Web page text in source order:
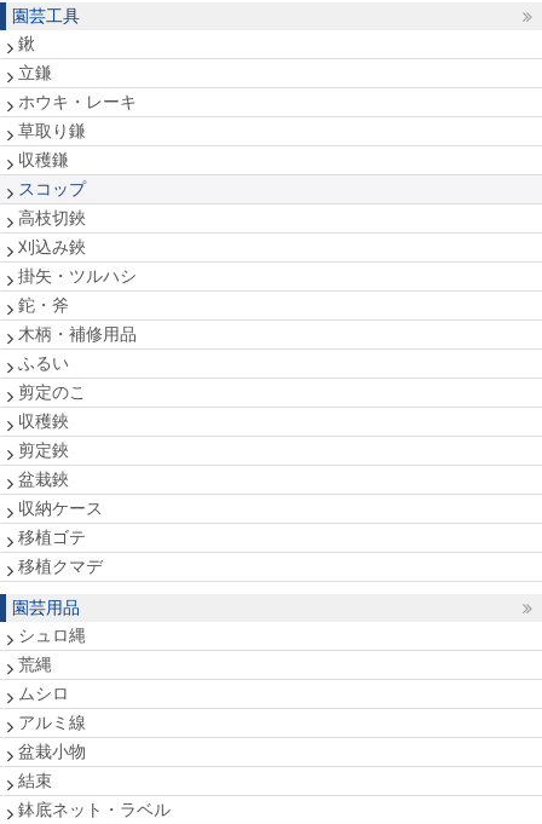
園芸工具
鍬
立鎌
ホウキ・レーキ
草取り鎌
収穫鎌
スコップ
高枝切鋏
刈込み鋏
掛矢・ツルハシ
鉈・斧
木柄・補修用品
ふるい
剪定のこ
収穫鋏
剪定鋏
盆栽鋏
収納ケース
移植ゴテ
移植クマデ
園芸用品
シュロ縄
荒縄
ムシロ
アルミ線
盆栽小物
結束
鉢底ネット・ラベル